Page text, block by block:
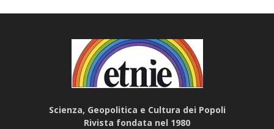
Scienza, Geopolitica e Cultura dei Popoli
Rivista fondata nel 1980